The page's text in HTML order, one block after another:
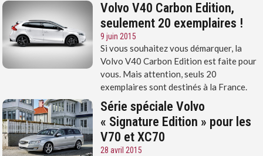
Volvo V40 Carbon Edition,
seulement 20 exemplaires !
9 juin 2015
Si vous souhaitez vous démarquer, la
Volvo V40 Carbon Edition est faite pour
vous. Mais attention, seuls 20
exemplaires sont destinés à la France.
Série spéciale Volvo
« Signature Edition » pour les
V70 et XC70
28 avril 2015